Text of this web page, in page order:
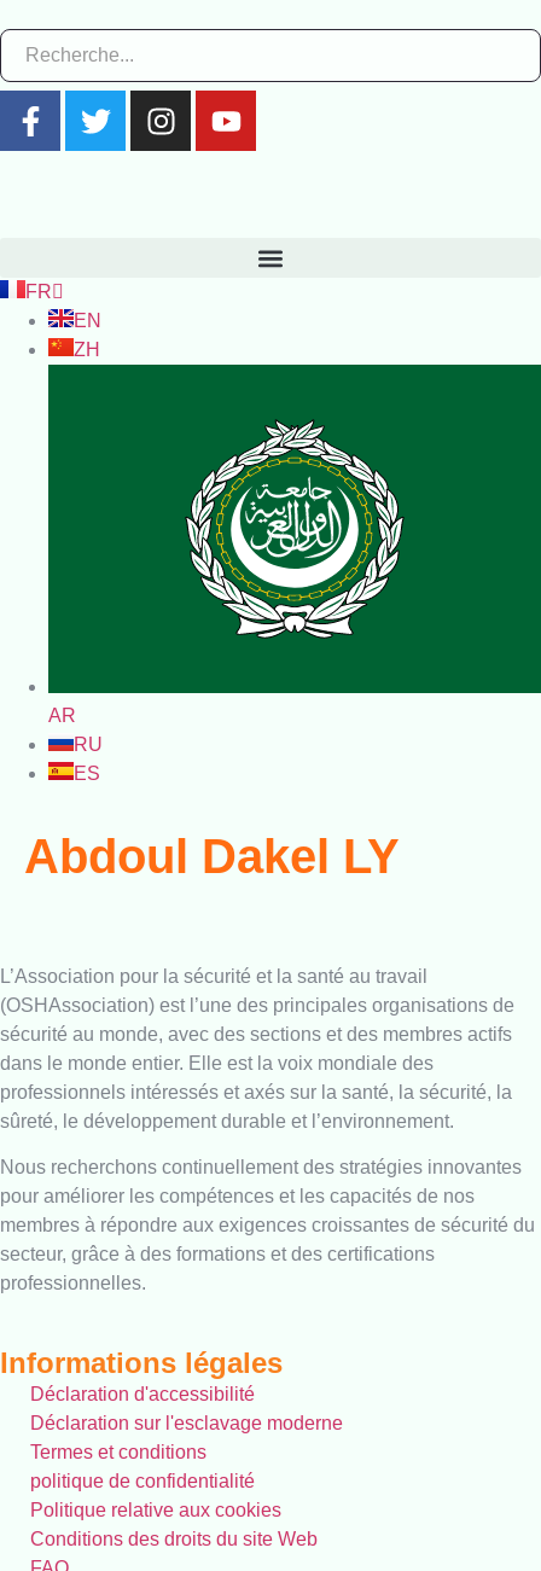
FR
EN
ZH
AR
RU
ES
Abdoul Dakel LY
L’Association pour la sécurité et la santé au travail
(OSHAssociation) est l’une des principales organisations de
sécurité au monde, avec des sections et des membres actifs
dans le monde entier. Elle est la voix mondiale des
professionnels intéressés et axés sur la santé, la sécurité, la
sûreté, le développement durable et l’environnement.
Nous recherchons continuellement des stratégies innovantes
pour améliorer les compétences et les capacités de nos
membres à répondre aux exigences croissantes de sécurité du
secteur, grâce à des formations et des certifications
professionnelles.
Informations légales
Déclaration d'accessibilité
Déclaration sur l'esclavage moderne
Termes et conditions
politique de confidentialité
Politique relative aux cookies
Conditions des droits du site Web